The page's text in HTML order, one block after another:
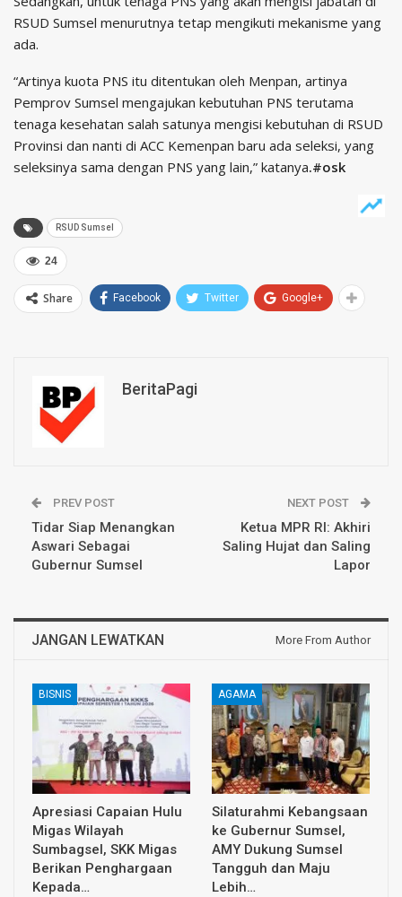
RSUD Sumsel menurutnya tetap mengikuti mekanisme yang
ada.
“Artinya kuota PNS itu ditentukan oleh Menpan, artinya
Pemprov Sumsel mengajukan kebutuhan PNS terutama
tenaga kesehatan salah satunya mengisi kebutuhan di RSUD
Provinsi dan nanti di ACC Kemenpan baru ada seleksi, yang
seleksinya sama dengan PNS yang lain,” katanya.#osk
RSUD Sumsel
24
Share Facebook Twitter Google+
BeritaPagi
PREV POST
Tidar Siap Menangkan
Aswari Sebagai
Gubernur Sumsel
NEXT POST
Ketua MPR RI: Akhiri
Saling Hujat dan Saling
Lapor
JANGAN LEWATKAN More From Author
BISNIS
Apresiasi Capaian Hulu
Migas Wilayah
Sumbagsel, SKK Migas
Berikan Penghargaan
Kepada…
AGAMA
Silaturahmi Kebangsaan
ke Gubernur Sumsel,
AMY Dukung Sumsel
Tangguh dan Maju
Lebih…